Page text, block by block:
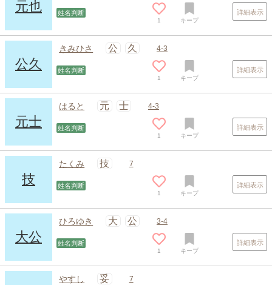
元也 姓名判断
1 キープ
詳細表示
公久
きみひさ 公 久 4-3
姓名判断
1 キープ
詳細表示
元士
はると 元 士 4-3
姓名判断
1 キープ
詳細表示
技
たくみ 技 7
姓名判断
1 キープ
詳細表示
大公
ひろゆき 大 公 3-4
姓名判断
1 キープ
詳細表示
やすし 妥 7